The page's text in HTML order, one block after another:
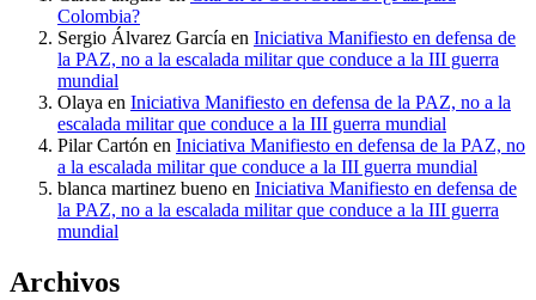
Colombia?
Sergio Álvarez García en Iniciativa Manifiesto en defensa de
la PAZ, no a la escalada militar que conduce a la III guerra
mundial
Olaya en Iniciativa Manifiesto en defensa de la PAZ, no a la
escalada militar que conduce a la III guerra mundial
Pilar Cartón en Iniciativa Manifiesto en defensa de la PAZ, no
a la escalada militar que conduce a la III guerra mundial
blanca martinez bueno en Iniciativa Manifiesto en defensa de
la PAZ, no a la escalada militar que conduce a la III guerra
mundial
Archivos